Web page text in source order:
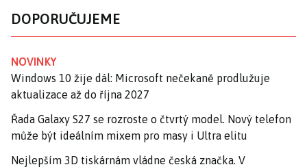
DOPORUČUJEME
NOVINKY
Windows 10 žije dál: Microsoft nečekaně prodlužuje
aktualizace až do října 2027
Řada Galaxy S27 se rozroste o čtvrtý model. Nový telefon
může být ideálním mixem pro masy i Ultra elitu
Nejlepším 3D tiskárnám vládne česká značka. V